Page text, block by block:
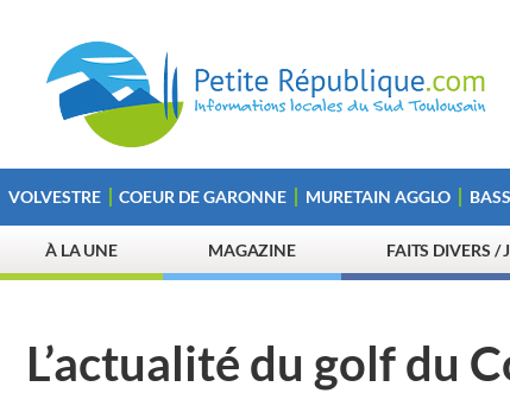
VOLVESTRE COEUR DE GARONNE MURETAIN AGGLO
À LA UNE MAGAZINE FAITS DIVERS /
L’actualité du golf du